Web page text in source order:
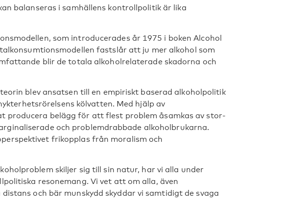
balanseras i samhällens kontrollpolitik är lika
som introducerades år 1975 i boken Alcohol
fastslår att ju mer alkohol som
blir de totala alkoholrelaterade skadorna och
blev ansatsen till en empiriskt baserad alkoholpolitik
kölvatten. Med hjälp av
producera belägg för att flest problem åsamkas av stor-
och problemdrabbade alkoholbrukarna.
frikopplas från moralism och
skiljer sig till sin natur, har vi alla under
resonemang. Vi vet att om alla, även
och bär munskydd skyddar vi samtidigt de svaga